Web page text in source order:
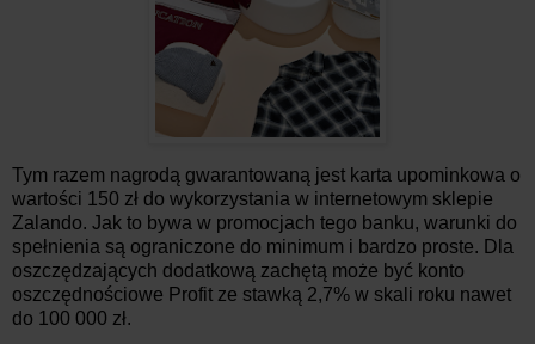
Tym razem nagrodą gwarantowaną jest karta upominkowa o
wartości 150 zł do wykorzystania w internetowym sklepie
Zalando. Jak to bywa w promocjach tego banku, warunki do
spełnienia są ograniczone do minimum i bardzo proste. Dla
oszczędzających dodatkową zachętą może być konto
oszczędnościowe Profit ze stawką 2,7% w skali roku nawet
do 100 000 zł.